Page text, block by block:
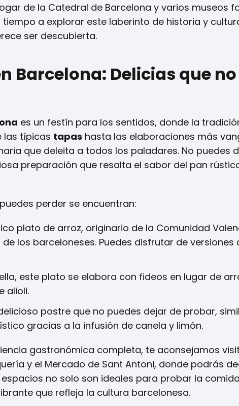
de la Catedral de Barcelona y varios museos
a explorar este laberinto de historia y
ser descubierta.
Barcelona: Delicias que
es un festín para los sentidos, donde la
las típicas tapas hasta las elaboraciones más
que deleita a todos los paladares. No puedes
preparación que resalta el sabor del pan
perder se encuentran:
plato de arroz, originario de la Comunidad
los barceloneses. Puedes disfrutar de
este plato se elabora con fideos en lugar de
alioli.
postre que no puedes dejar de probar,
gracias a la infusión de canela y limón.
gastronómica completa, te aconsejamos
y el Mercado de Sant Antoni, donde podrás
no solo son ideales para probar la
que refleja la cultura barcelonesa.